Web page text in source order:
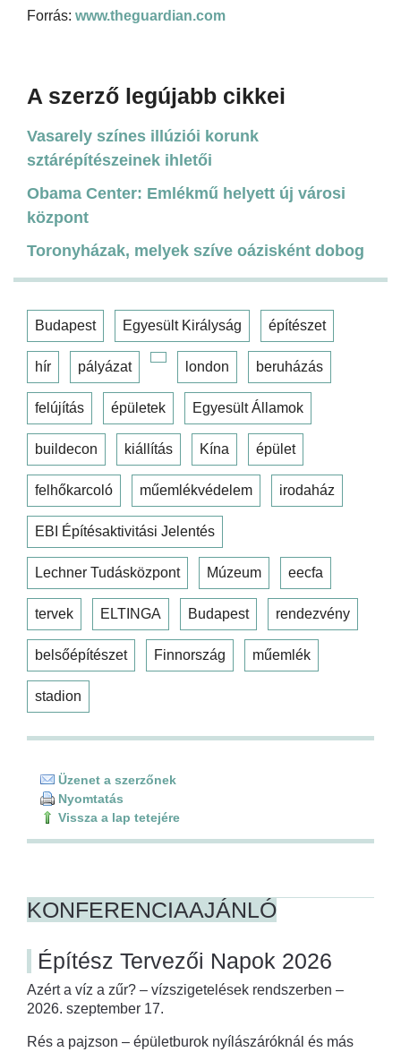
Forrás: www.theguardian.com
A szerző legújabb cikkei
Vasarely színes illúziói korunk
sztárépítészeinek ihletői
Obama Center: Emlékmű helyett új városi
központ
Toronyházak, melyek szíve oázisként dobog
Budapest Egyesült Királyság építészet
hír pályázat london beruházás
felújítás épületek Egyesült Államok
buildecon kiállítás Kína épület
felhőkarcoló műemlékvédelem irodaház
EBI Építésaktivitási Jelentés
Lechner Tudásközpont Múzeum eecfa
tervek ELTINGA Budapest rendezvény
belsőépítészet Finnország műemlék
stadion
Üzenet a szerzőnek
Nyomtatás
Vissza a lap tetejére
KONFERENCIAAJÁNLÓ
Építész Tervezői Napok 2026
Azért a víz a zűr? – vízszigetelések rendszerben –
2026. szeptember 17.
Rés a pajzson – épületburok nyílászáróknál és más